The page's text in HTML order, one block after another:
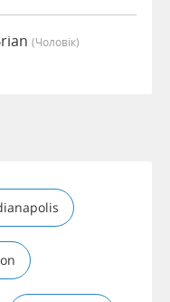
(чоловік)